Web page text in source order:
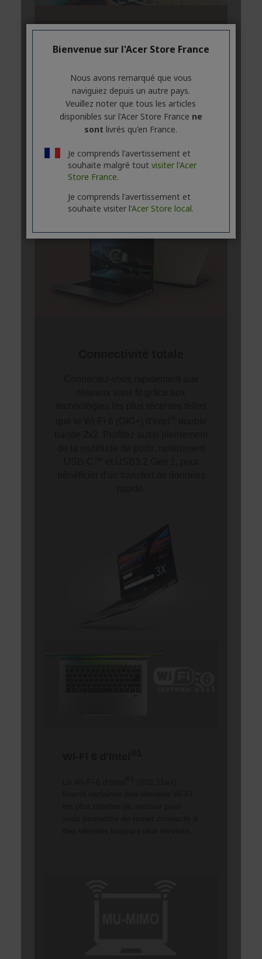
Bienvenue sur l'Acer Store France
Nous avons remarqué que vous
naviguiez depuis un autre pays.
Veuillez noter que tous les articles
disponibles sur l'Acer Store France ne
sont livrés qu'en France.
Je comprends l'avertissement et
souhaite malgré tout visiter l'Acer
Store France.
Je comprends l'avertissement et
souhaite visiter l'Acer Store local.